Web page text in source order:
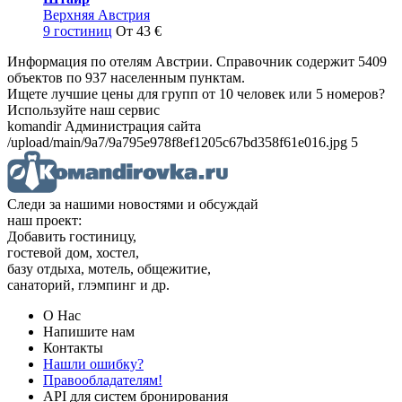
Верхняя Австрия
9 гостиниц От 43 €
Информация по отелям Австрии. Справочник содержит 5409
объектов по 937 населенным пунктам.
Ищете лучшие цены для групп от 10 человек или 5 номеров?
Используйте наш сервис
komandir Администрация сайта
/upload/main/9a7/9a795e978f8ef1205c67bd358f61e016.jpg 5
Следи за нашими новостями и обсуждай
наш проект:
Добавить гостиницу,
гостевой дом, хостел,
базу отдыха, мотель, общежитие,
санаторий, глэмпинг и др.
О Нас
Напишите нам
Контакты
Нашли ошибку?
Правообладателям!
API для систем бронирования